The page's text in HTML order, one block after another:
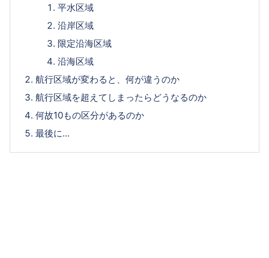
平水区域
沿岸区域
限定沿海区域
沿海区域
航行区域が変わると、何が違うのか
航行区域を超えてしまったらどうなるのか
何故10もの区分があるのか
最後に...